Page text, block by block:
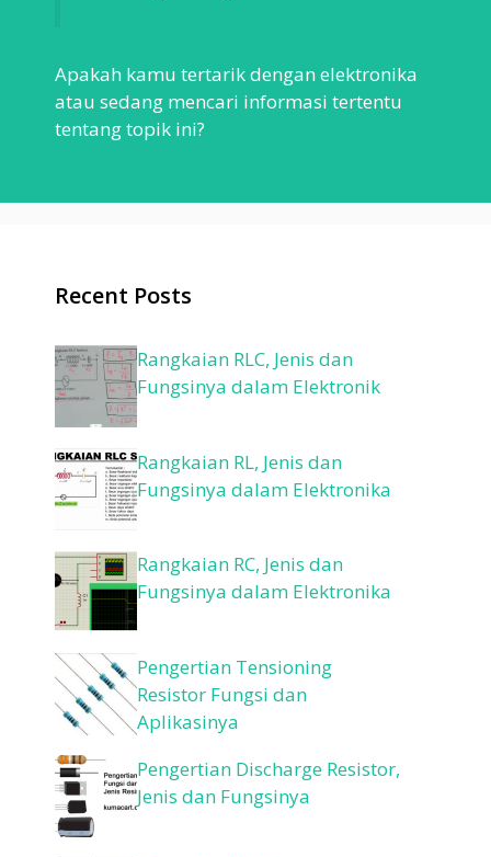
Apakah kamu tertarik dengan elektronika
atau sedang mencari informasi tertentu
tentang topik ini?
Recent Posts
Rangkaian RLC, Jenis dan
Fungsinya dalam Elektronik
Rangkaian RL, Jenis dan
Fungsinya dalam Elektronika
Rangkaian RC, Jenis dan
Fungsinya dalam Elektronika
Pengertian Tensioning
Resistor Fungsi dan
Aplikasinya
Pengertian Discharge Resistor,
Jenis dan Fungsinya